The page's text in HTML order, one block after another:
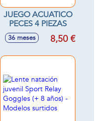
JUEGO ACUATICO
PECES 4 PIEZAS
36 meses 8,50 €